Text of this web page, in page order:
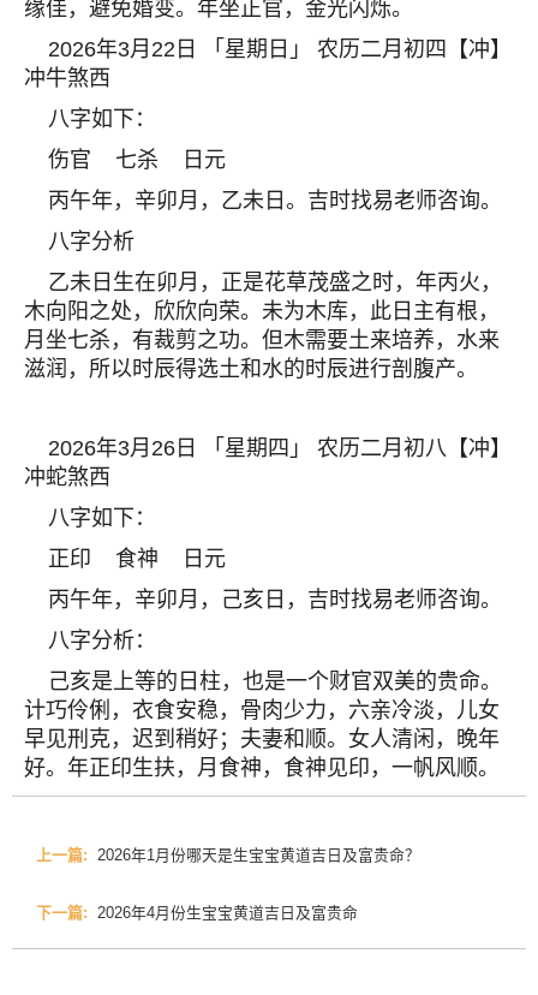
缘佳，避免婚变。年坐正官，金光闪烁。
2026年3月22日 「星期日」 农历二月初四【冲】
冲牛煞西
八字如下：
伤官 七杀 日元
丙午年，辛卯月，乙未日。吉时找易老师咨询。
八字分析
乙未日生在卯月，正是花草茂盛之时，年丙火，
木向阳之处，欣欣向荣。未为木库，此日主有根，
月坐七杀，有裁剪之功。但木需要土来培养，水来
滋润，所以时辰得选土和水的时辰进行剖腹产。
2026年3月26日 「星期四」 农历二月初八【冲】
冲蛇煞西
八字如下：
正印 食神 日元
丙午年，辛卯月，己亥日，吉时找易老师咨询。
八字分析：
己亥是上等的日柱，也是一个财官双美的贵命。
计巧伶俐，衣食安稳，骨肉少力，六亲冷淡，儿女
早见刑克，迟到稍好；夫妻和顺。女人清闲，晚年
好。年正印生扶，月食神，食神见印，一帆风顺。
上一篇: 2026年1月份哪天是生宝宝黄道吉日及富贵命？
下一篇: 2026年4月份生宝宝黄道吉日及富贵命